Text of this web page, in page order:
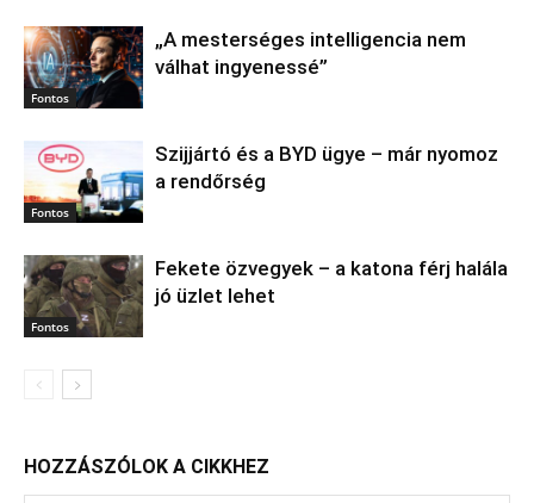
Fontos
„A mesterséges intelligencia nem
válhat ingyenessé”
Fontos
Szijjártó és a BYD ügye – már nyomoz
a rendőrség
Fontos
Fekete özvegyek – a katona férj halála
jó üzlet lehet
HOZZÁSZÓLOK A CIKKHEZ